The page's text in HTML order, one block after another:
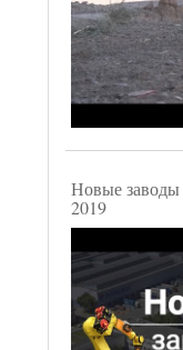
Новые
2019